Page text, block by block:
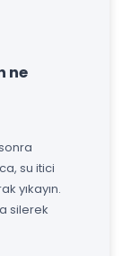
ne
su itici
yıkayın.
silerek